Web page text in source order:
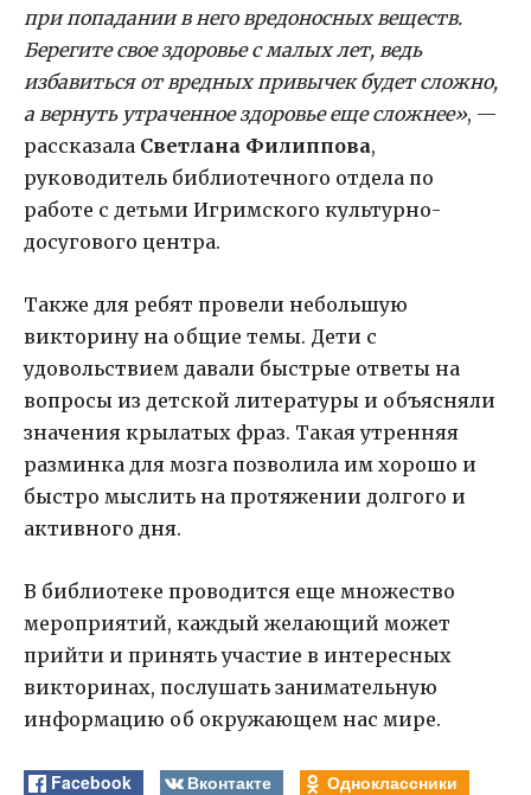
при попадании в него вредоносных веществ.
Берегите свое здоровье с малых лет, ведь
избавиться от вредных привычек будет сложно,
а вернуть утраченное здоровье еще сложнее», —
рассказала Светлана Филиппова,
руководитель библиотечного отдела по
работе с детьми Игримского культурно-
досугового центра.
Также для ребят провели небольшую
викторину на общие темы. Дети с
удовольствием давали быстрые ответы на
вопросы из детской литературы и объясняли
значения крылатых фраз. Такая утренняя
разминка для мозга позволила им хорошо и
быстро мыслить на протяжении долгого и
активного дня.
В библиотеке проводится еще множество
мероприятий, каждый желающий может
прийти и принять участие в интересных
викторинах, послушать занимательную
информацию об окружающем нас мире.
Facebook Вконтакте Одноклассники